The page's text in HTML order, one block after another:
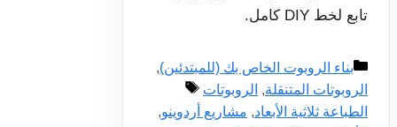
تابع لخط DIY كامل.
التصنيفات
بناء الروبوت الخاص بك (للمبتدئين),
الروبوتات المتنقلة, الروبوتات
الوسوم
الطباعة ثلاثية الأبعاد, مشاريع أردوينو,